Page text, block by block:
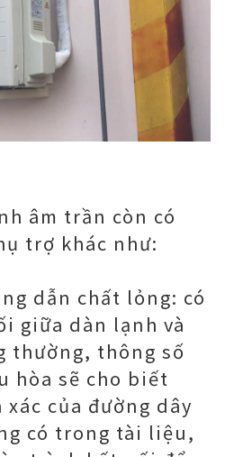
âm trần còn có
trợ khác như:
dẫn chất lỏng: có
giữa dàn lạnh và
thường, thông số
hòa sẽ cho biết
của đường dây
có trong tài liệu,